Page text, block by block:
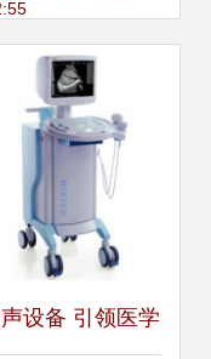
设备 引领医学